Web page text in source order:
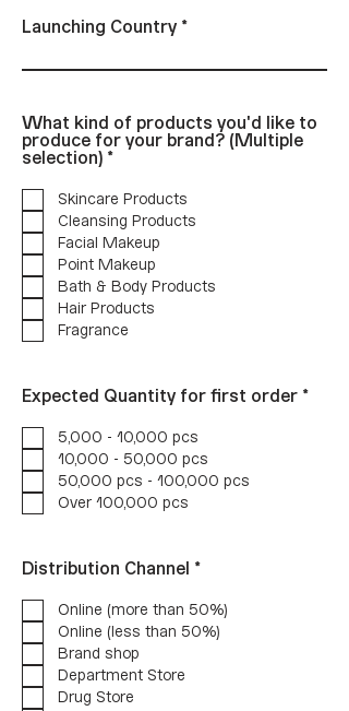
Launching Country
What kind of products you'd like to
produce for your brand? (Multiple
selection) *ต้
ง
ร
ะ
บุ
Skincare Products
Cleansing Products
Facial Makeup
Point Makeup
Bath & Body Products
Hair Products
Fragrance
Expected Quantity for first order *ต้
5,000 - 10,000 pcs
10,000 - 50,000 pcs
50,000 pcs - 100,000 pcs
Over 100,000 pcs
Distribution Channel *ต้
ง
ร
ะ
Online (more than 50%)
Online (less than 50%)
Brand shop
Department Store
Drug Store